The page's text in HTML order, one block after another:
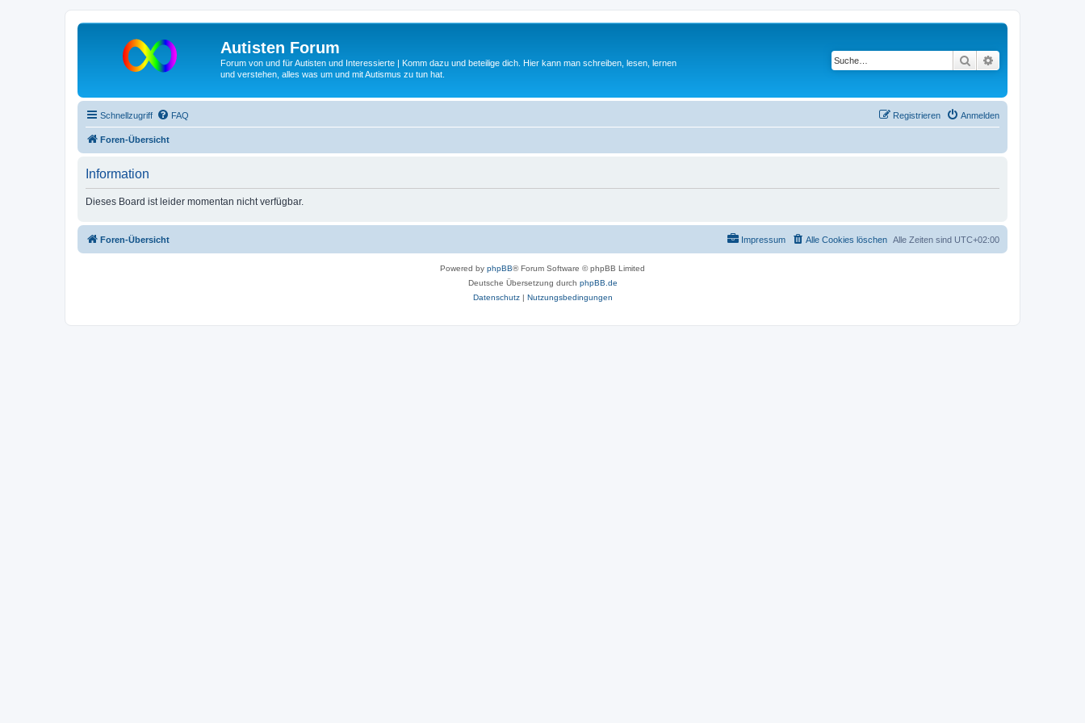
Autisten Forum
Forum von und für Autisten und Interessierte | Komm dazu und beteilige dich. Hier kann man schreiben, lesen, lernen
und verstehen, alles was um und mit Autismus zu tun hat.
Suche
Schnellzugriff FAQ Anmelden
Registrieren
Foren-Übersicht
Information
Dieses Board ist leider momentan nicht verfügbar.
Foren-Übersicht Alle Zeiten sind UTC+02:00
Alle Cookies löschen
Impressum
Powered by phpBB® Forum Software © phpBB Limited
Deutsche Übersetzung durch phpBB.de
Datenschutz| Nutzungsbedingungen